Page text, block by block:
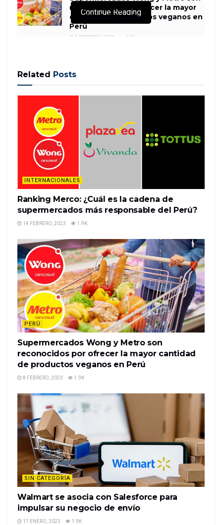
reconocidos por ofrecer la mayor
cantidad de productos veganos en
Perú
8 FEBRERO, 2023 1.9K
fronterizo del presidente Donald Trump en los
últimos meses, según un nuevo informe de The
Washington Post.
Citando a agentes y funcionarios estadounidenses
con conoci…
READ MORE
Continue Reading
Related Posts
INTERNACIONALES
Ranking Merco: ¿Cuál es la cadena de
supermercados más responsable del Perú?
14 FEBRERO, 2023 1.9K
PERÚ
Supermercados Wong y Metro son
reconocidos por ofrecer la mayor cantidad
de productos veganos en Perú
8 FEBRERO, 2023 1.9K
SIN CATEGORÍA
Walmart se asocia con Salesforce para
impulsar su negocio de envío
17 ENERO, 2023 1.9K